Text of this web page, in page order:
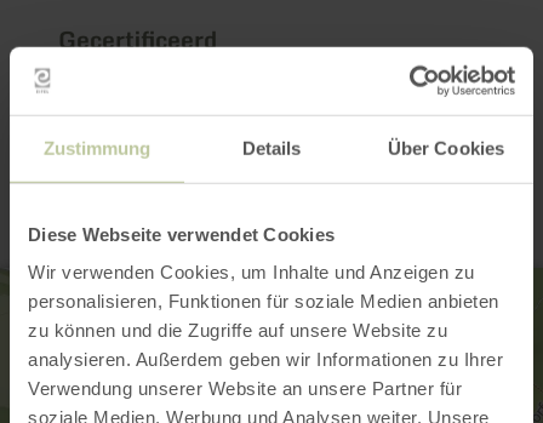
Zustimmung Details Über Cookies
Diese Webseite verwendet Cookies
Wir verwenden Cookies, um Inhalte und Anzeigen zu
personalisieren, Funktionen für soziale Medien anbieten
zu können und die Zugriffe auf unsere Website zu
analysieren. Außerdem geben wir Informationen zu Ihrer
Verwendung unserer Website an unsere Partner für
soziale Medien, Werbung und Analysen weiter. Unsere
Gecertificeerd
Contact